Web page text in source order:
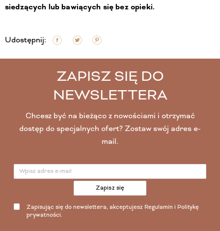
siedzących lub bawiących się bez opieki.
Udostępnij:
ZAPISZ SIĘ DO
NEWSLETTERA
Chcesz być na bieżąco z nowościami i otrzymać
dostęp do specjalnych ofert? Zostaw swój adres e-
mail.
Zapisz się
Zapisując się do newslettera, akceptujesz Regulamin i Politykę
prywatności.